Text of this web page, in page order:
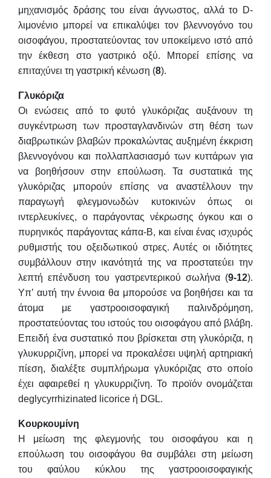
μηχανισμός δράσης του είναι άγνωστος, αλλά το D-
λιμονένιο μπορεί να επικαλύψει τον βλεννογόνο του
οισοφάγου, προστατεύοντας τον υποκείμενο ιστό από
την έκθεση στο γαστρικό οξύ. Μπορεί επίσης να
επιταχύνει τη γαστρική κένωση (8).
Γλυκόριζα
Οι ενώσεις από το φυτό γλυκόριζας αυξάνουν τη
συγκέντρωση των προσταγλανδινών στη θέση των
διαβρωτικών βλαβών προκαλώντας αυξημένη έκκριση
βλεννογόνου και πολλαπλασιασμό των κυττάρων για
να βοηθήσουν στην επούλωση. Τα συστατικά της
γλυκόριζας μπορούν επίσης να αναστέλλουν την
παραγωγή φλεγμονωδών κυτοκινών όπως οι
ιντερλευκίνες, ο παράγοντας νέκρωσης όγκου και ο
πυρηνικός παράγοντας κάπα-Β, και είναι ένας ισχυρός
ρυθμιστής του οξειδωτικού στρες. Αυτές οι ιδιότητες
συμβάλλουν στην ικανότητά της να προστατεύει την
λεπτή επένδυση του γαστρεντερικού σωλήνα (9-12).
Υπ’ αυτή την έννοια θα μπορούσε να βοηθήσει και τα
άτομα με γαστροοισοφαγική παλινδρόμηση,
προστατεύοντας του ιστούς του οισοφάγου από βλάβη.
Επειδή ένα συστατικό που βρίσκεται στη γλυκόριζα, η
γλυκυρριζίνη, μπορεί να προκαλέσει υψηλή αρτηριακή
πίεση, διαλέξτε συμπλήρωμα γλυκόριζας στο οποίο
έχει αφαιρεθεί η γλυκυρριζίνη. Το προϊόν ονομάζεται
deglycyrrhizinated licorice ή DGL.
Κουρκουμίνη
Η μείωση της φλεγμονής του οισοφάγου και η
επούλωση του οισοφάγου θα συμβάλει στη μείωση
του φαύλου κύκλου της γαστροοισοφαγικής